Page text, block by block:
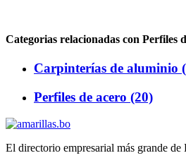
Categorias relacionadas con Perfiles
Carpinterías de aluminio
Perfiles de acero (20)
El directorio empresarial más grande de